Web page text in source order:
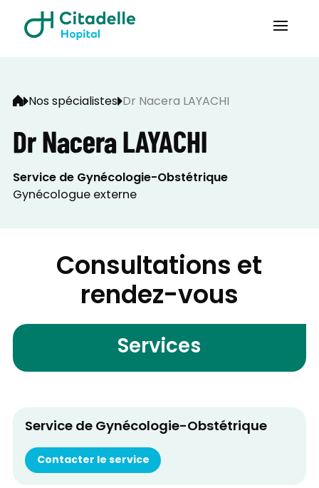
Nos spécialistes Dr Nacera LAYACHI
Dr Nacera LAYACHI
Service de Gynécologie-Obstétrique
Gynécologue externe
Consultations et
rendez-vous
Services
Service de Gynécologie-Obstétrique
Contacter le service